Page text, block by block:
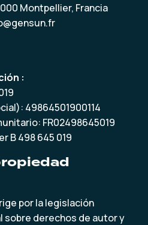
Montpellier, Francia
:
49864501900114
FR02498645019
B 498 645 019
por la legislación
sobre derechos de autor y